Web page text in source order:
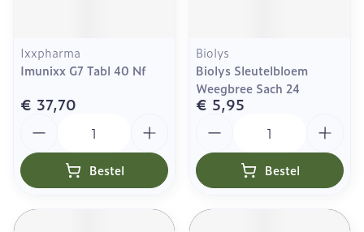
Ixxpharma
Imunixx G7 Tabl 40 Nf
€ 37,70
Bestel
Biolys
Biolys Sleutelbloem
Weegbree Sach 24
€ 5,95
Bestel